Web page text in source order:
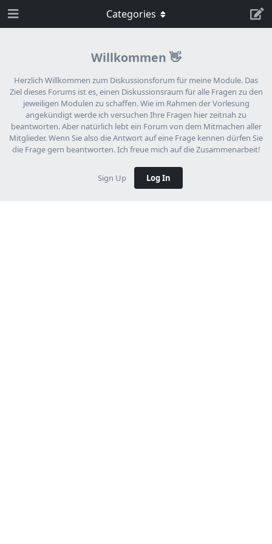
Willkommen 👋
Herzlich Willkommen zum Diskussionsforum für meine Module. Das
Ziel dieses Forums ist es, einen Diskussionsraum für alle Fragen zu den
jeweiligen Modulen zu schaffen. Wie im Rahmen der Vorlesung
angekündigt werde ich versuchen Ihre Fragen hier zeitnah zu
beantworten. Aber natürlich lebt ein Forum von dem Mitmachen aller
Mitglieder. Wenn Sie also die Antwort auf eine Frage kennen dürfen Sie
die Frage gern beantworten. Ich freue mich auf die Zusammenarbeit!
Sign Up Log In
Categories